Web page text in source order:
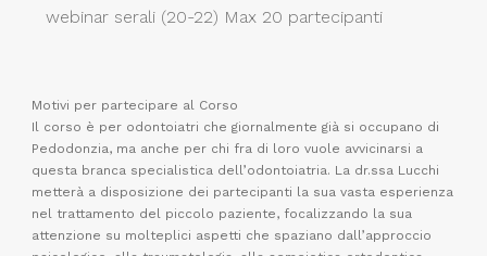
webinar serali (20-22) Max 20 partecipanti
Motivi per partecipare al Corso
Il corso è per odontoiatri che giornalmente già si occupano di
Pedodonzia, ma anche per chi fra di loro vuole avvicinarsi a
questa branca specialistica dell’odontoiatria. La dr.ssa Lucchi
metterà a disposizione dei partecipanti la sua vasta esperienza
nel trattamento del piccolo paziente, focalizzando la sua
attenzione su molteplici aspetti che spaziano dall’approccio